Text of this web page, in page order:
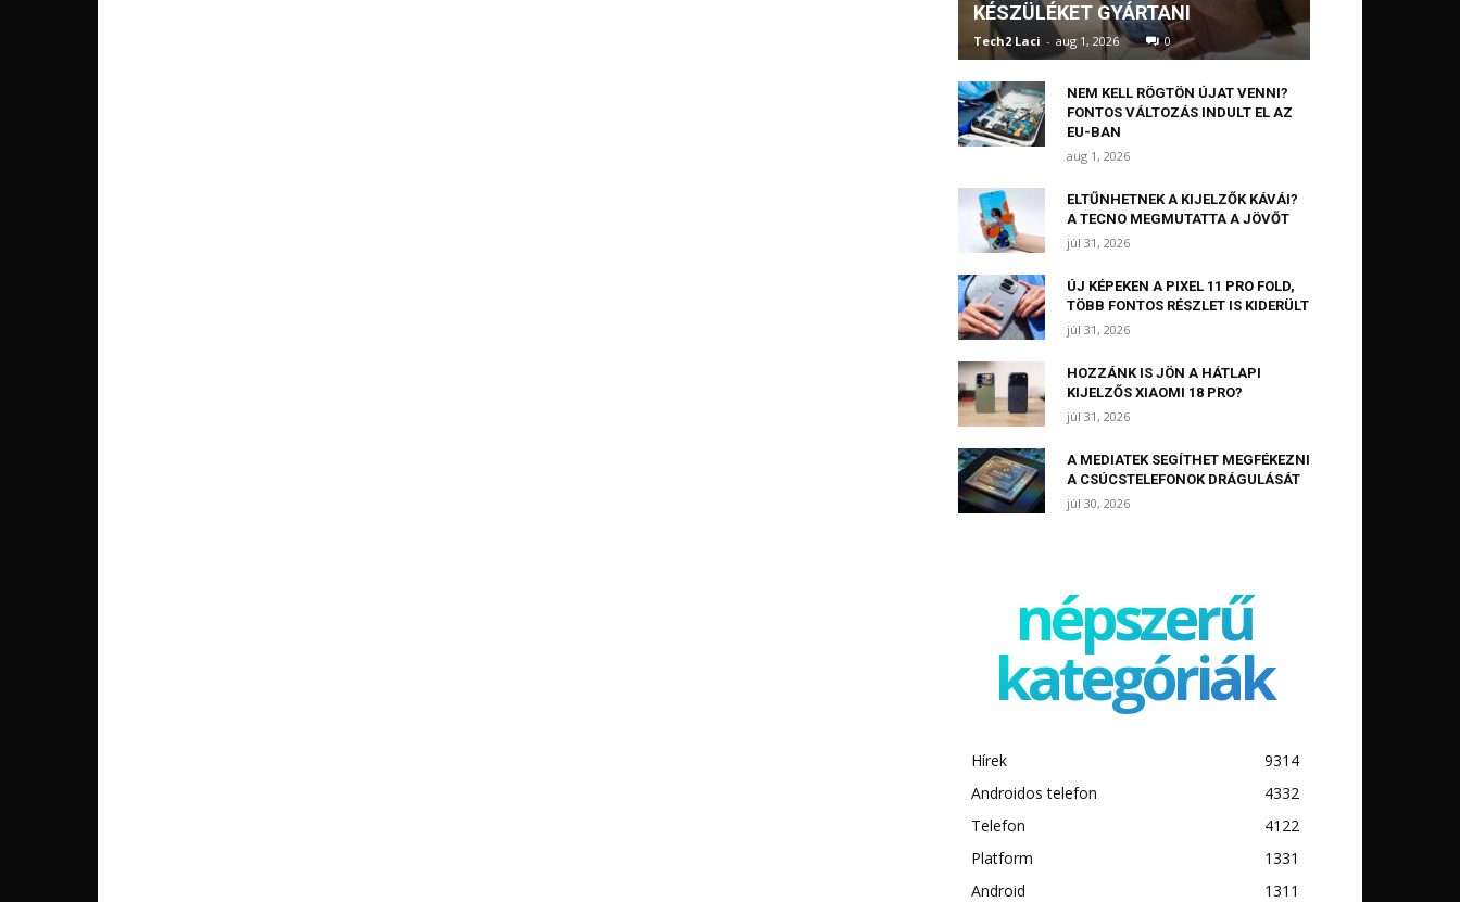
KÉSZÜLÉKET GYÁRTANI
Tech2 Laci - aug 1, 2026 0
NEM KELL RÖGTÖN ÚJAT VENNI?
FONTOS VÁLTOZÁS INDULT EL AZ
EU-BAN
aug 1, 2026
ELTŰNHETNEK A KIJELZŐK KÁVÁI?
A TECNO MEGMUTATTA A JÖVŐT
júl 31, 2026
ÚJ KÉPEKEN A PIXEL 11 PRO FOLD,
TÖBB FONTOS RÉSZLET IS KIDERÜLT
júl 31, 2026
HOZZÁNK IS JÖN A HÁTLAPI
KIJELZŐS XIAOMI 18 PRO?
júl 31, 2026
A MEDIATEK SEGÍTHET MEGFÉKEZNI
A CSÚCSTELEFONOK DRÁGULÁSÁT
júl 30, 2026
népszerű
kategóriák
Hírek
9314
Androidos telefon
4332
Telefon
4122
Platform
1331
Android
1311